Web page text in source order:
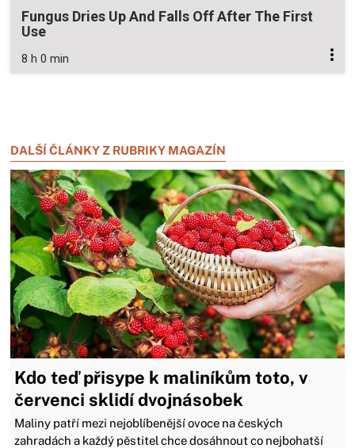
Fungus Dries Up And Falls Off After The First
Use
8 h 0 min
DALŠÍ ČLÁNKY Z RUBRIKY MAGAZÍN
Kdo teď přisype k maliníkům toto, v
červenci sklidí dvojnásobek
Maliny patří mezi nejoblíbenější ovoce na českých
zahradách a každý pěstitel chce dosáhnout co nejbohatší